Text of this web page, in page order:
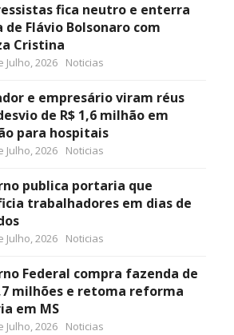
fica neutro e enterra
de Flávio Bolsonaro com
Cristina
Julho, 2026 Noticias
e empresário viram réus
de R$ 1,6 milhão em
para hospitais
Julho, 2026 Noticias
publica portaria que
trabalhadores em dias de
Julho, 2026 Noticias
Federal compra fazenda de
milhões e retoma reforma
em MS
Julho, 2026 Noticias